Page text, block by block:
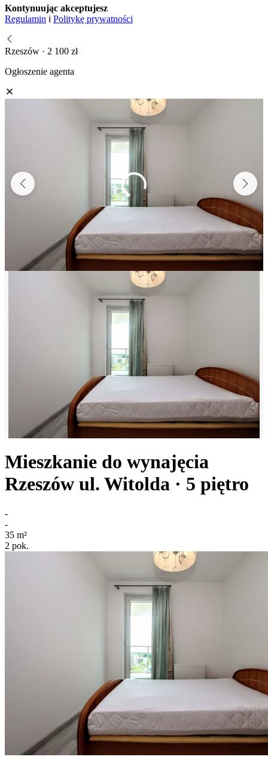
Kontynuując akceptujesz
Regulamin i Politykę prywatności
Rzeszów · 2 100 zł
Ogłoszenie agenta
Mieszkanie do wynajęcia
Rzeszów ul. Witolda · 5 piętro
-
-
35 m²
2 pok.